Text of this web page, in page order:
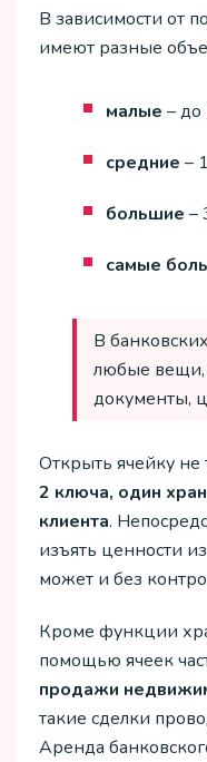
В зависимости от
имеют разные
малые –
средние –
большие –
самые
В
любые вещи,
документы,
Открыть ячейку не
2 ключа, один
клиента.
изъять ценности
может и без
Кроме функции
помощью ячеек
продажи
такие сделки
Аренда